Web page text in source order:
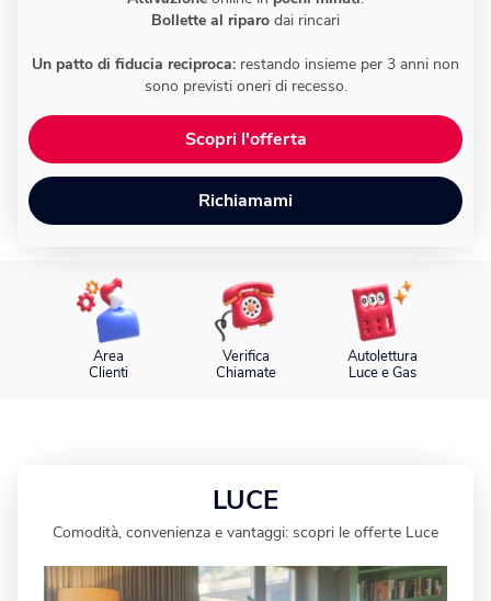
Verifica se la tua casa è coperta dalla fibra
Fotovoltaico
La tua casa diventa energia elettrica pulita.
Soluzioni efficienti per un comfort ottimale tutto l’anno.
Fotovoltaico da balcone
Caldaie
Calore ed efficienza in un’unica scelta.
Bollette al riparo dai rincari
Un patto di fiducia reciproca: restando insieme per 3 anni non
sono previsti oneri di recesso.
Scopri l'offerta
Richiamami
Area
Clienti
Verifica
Chiamate
Autolettura
Luce e Gas
LUCE
Comodità, convenienza e vantaggi: scopri le offerte Luce